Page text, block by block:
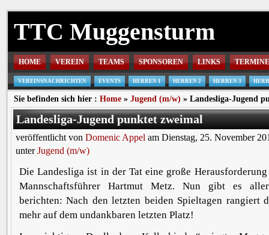
TTC Muggensturm
HOME VEREIN TEAMS SPONSOREN LINKS TERMINE
VEREINSNACHRICHTEN EVENTS HERREN 1 HERREN 2 HERREN 3
Sie befinden sich hier : Home » Jugend (m/w) » Landesliga-Jugend
Landesliga-Jugend punktet zweimal
veröffentlicht von Domenic Appel am Dienstag, 25. November
unterJugend (m/w)
Die Landesliga ist in der Tat eine große
Mannschaftsführer Hartmut Metz. Nun gibt es
berichten: Nach den letzten beiden Spieltagen rangiert
mehr auf dem undankbaren letzten Platz!